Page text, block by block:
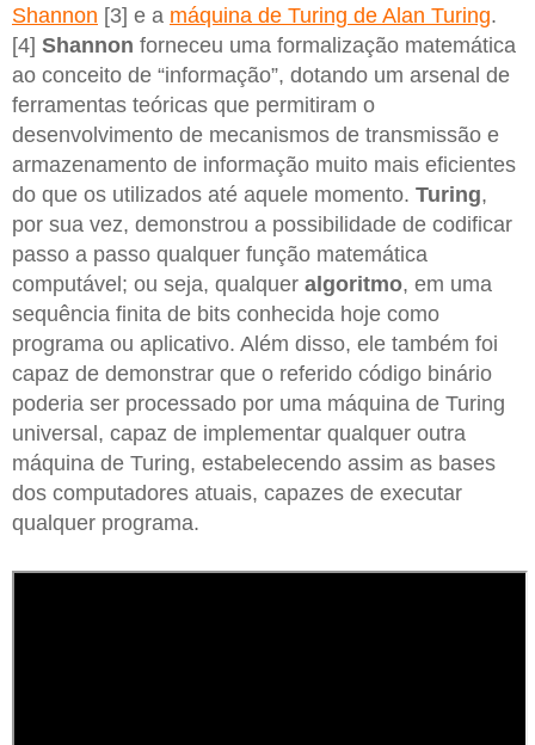
Shannon [3] e a máquina de Turing de Alan Turing.
[4] Shannon forneceu uma formalização matemática
ao conceito de “informação”, dotando um arsenal de
ferramentas teóricas que permitiram o
desenvolvimento de mecanismos de transmissão e
armazenamento de informação muito mais eficientes
do que os utilizados até aquele momento. Turing,
por sua vez, demonstrou a possibilidade de codificar
passo a passo qualquer função matemática
computável; ou seja, qualquer algoritmo, em uma
sequência finita de bits conhecida hoje como
programa ou aplicativo. Além disso, ele também foi
capaz de demonstrar que o referido código binário
poderia ser processado por uma máquina de Turing
universal, capaz de implementar qualquer outra
máquina de Turing, estabelecendo assim as bases
dos computadores atuais, capazes de executar
qualquer programa.